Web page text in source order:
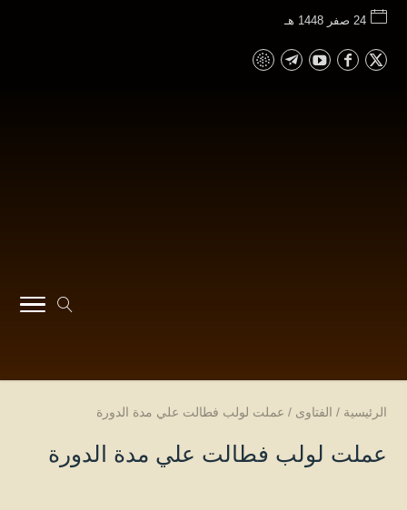
24 صفر 1448 هـ
الرئيسية / الفتاوى / عملت لولب فطالت علي مدة الدورة
عملت لولب فطالت علي مدة الدورة